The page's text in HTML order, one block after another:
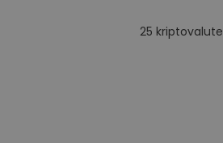
25 kriptovalute